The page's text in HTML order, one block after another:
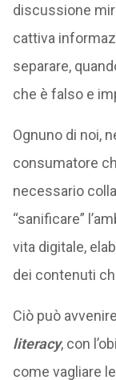
discussione
cattiva
separare,
che è falso e
Ognuno di noi,
consumatore
necessario
“sanificare”
vita digitale,
dei contenuti
Ciò può
literacy, con
come vagliare